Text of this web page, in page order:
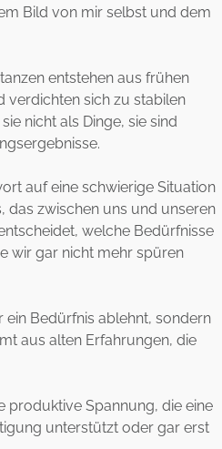
Bild von mir selbst und dem
entstehen aus frühen
verdichten sich zu stabilen
nicht als Dinge, sie sind
auf eine schwierige Situation
das zwischen uns und unseren
welche Bedürfnisse
wir gar nicht mehr spüren
ein Bedürfnis ablehnt, sondern
aus alten Erfahrungen, die
produktive Spannung, die eine
unterstützt oder gar erst